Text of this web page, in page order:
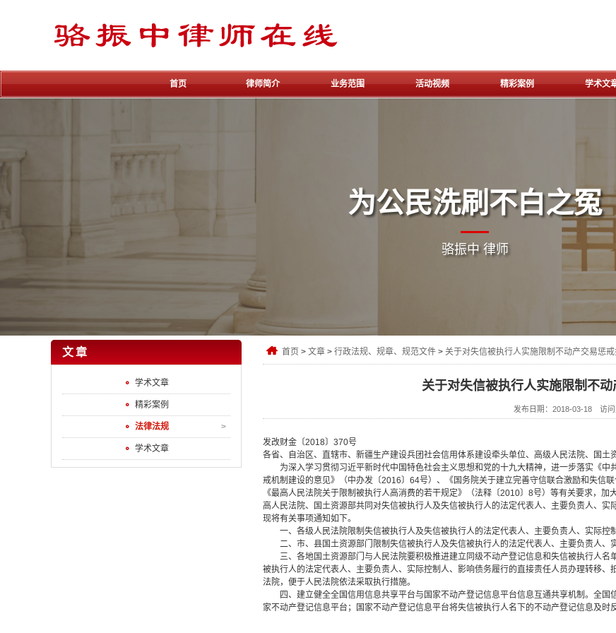
骆
在
首页 律师简介 业务范围 活动视频 精彩案例 学术文
为公民洗刷不白之冤
骆振中 律师
首页 > 文章 > 行政法规、规章、规范文件 > 关于对失信被执行人实施限制不动产交易惩戒
文章
学术文章
精彩案例
法律法规
学术文章
关于对失信被执行人实施限制不
发布日期：2018-03-18 访问
发改财金〔2018〕370号
各省、自治区、直辖市、新疆生产建设兵团社会信用体系建设牵头单位、高级人民法院、国土
为深入学习贯彻习近平新时代中国特色社会主义思想和党的十九大精神，进一步落实《中
戒机制建设的意见》（中办发〔2016〕64号）、《国务院关于建立完善守信联合激励和失信
《最高人民法院关于限制被执行人高消费的若干规定》（法释〔2010〕8号）等有关要求，
高人民法院、国土资源部共同对失信被执行人及失信被执行人的法定代表人、主要负责人、
现将有关事项通知如下。
一、各级人民法院限制失信被执行人及失信被执行人的法定代表人、主要负责人、实际控
二、市、县国土资源部门限制失信被执行人及失信被执行人的法定代表人、主要负责人、
三、各地国土资源部门与人民法院要积极推进建立同级不动产登记信息和失信被执行人名
被执行人的法定代表人、主要负责人、实际控制人、影响债务履行的直接责任人员办理转移
法院，便于人民法院依法采取执行措施。
四、建立健全全国信用信息共享平台与国家不动产登记信息平台信息互通共享机制。全国
家不动产登记信息平台；国家不动产登记信息平台将失信被执行人名下的不动产登记信息及时